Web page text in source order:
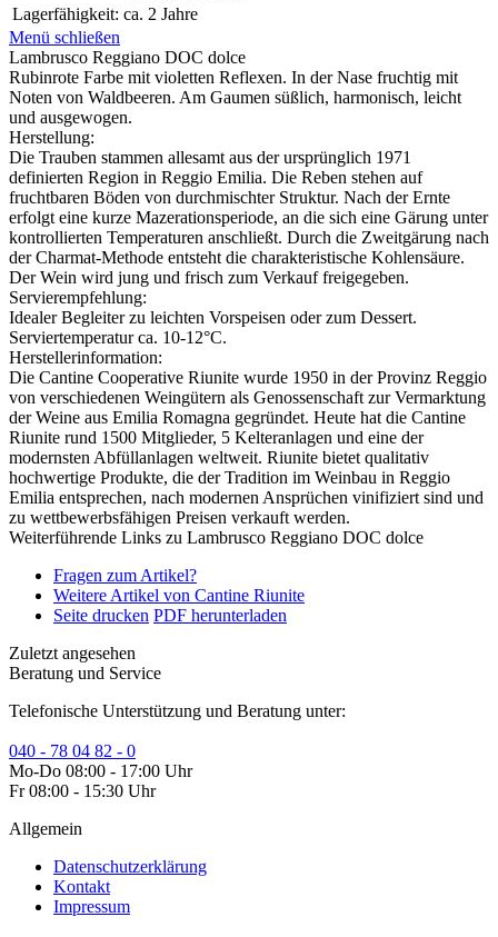
Lagerfähigkeit: ca. 2 Jahre
Menü schließen
Lambrusco Reggiano DOC dolce
Rubinrote Farbe mit violetten Reflexen. In der Nase fruchtig mit
Noten von Waldbeeren. Am Gaumen süßlich, harmonisch, leicht
und ausgewogen.
Herstellung:
Die Trauben stammen allesamt aus der ursprünglich 1971
definierten Region in Reggio Emilia. Die Reben stehen auf
fruchtbaren Böden von durchmischter Struktur. Nach der Ernte
erfolgt eine kurze Mazerationsperiode, an die sich eine Gärung unter
kontrollierten Temperaturen anschließt. Durch die Zweitgärung nach
der Charmat-Methode entsteht die charakteristische Kohlensäure.
Der Wein wird jung und frisch zum Verkauf freigegeben.
Servierempfehlung:
Idealer Begleiter zu leichten Vorspeisen oder zum Dessert.
Serviertemperatur ca. 10-12°C.
Herstellerinformation:
Die Cantine Cooperative Riunite wurde 1950 in der Provinz Reggio
von verschiedenen Weingütern als Genossenschaft zur Vermarktung
der Weine aus Emilia Romagna gegründet. Heute hat die Cantine
Riunite rund 1500 Mitglieder, 5 Kelteranlagen und eine der
modernsten Abfüllanlagen weltweit. Riunite bietet qualitativ
hochwertige Produkte, die der Tradition im Weinbau in Reggio
Emilia entsprechen, nach modernen Ansprüchen vinifiziert sind und
zu wettbewerbsfähigen Preisen verkauft werden.
Weiterführende Links zu Lambrusco Reggiano DOC dolce
Fragen zum Artikel?
Weitere Artikel von Cantine Riunite
Seite drucken PDF herunterladen
Zuletzt angesehen
Beratung und Service
Telefonische Unterstützung und Beratung unter:
040 - 78 04 82 - 0
Mo-Do 08:00 - 17:00 Uhr
Fr 08:00 - 15:30 Uhr
Allgemein
Datenschutzerklärung
Kontakt
Impressum